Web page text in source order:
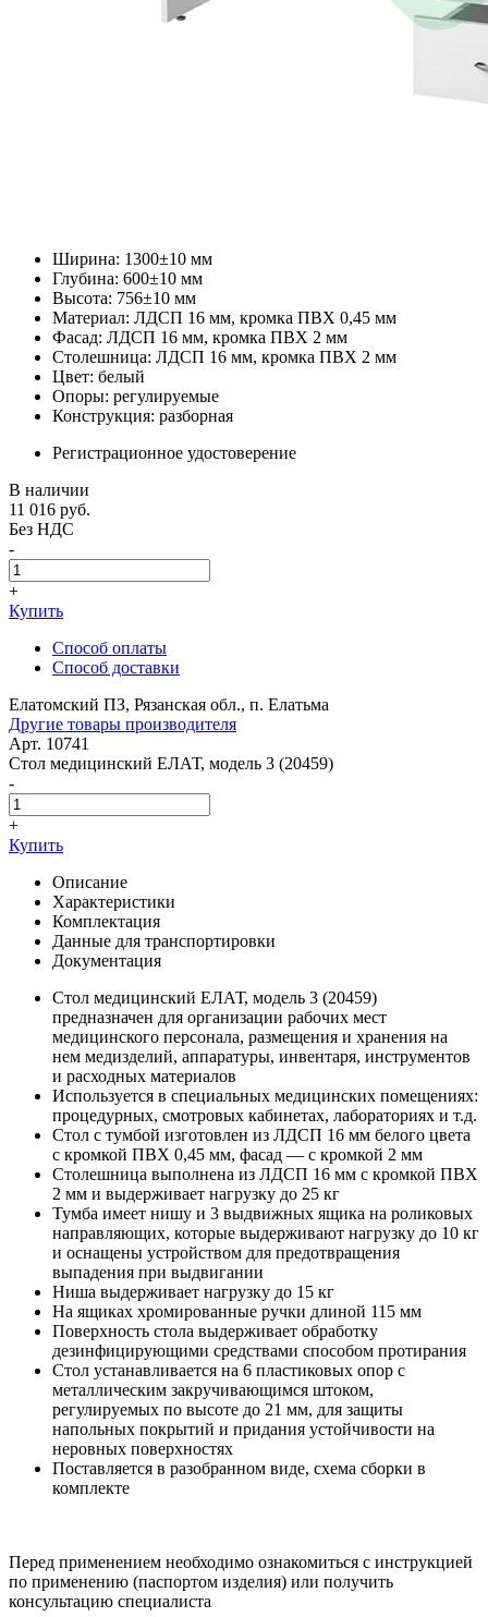
Ширина: 1300±10 мм
Глубина: 600±10 мм
Высота: 756±10 мм
Материал: ЛДСП 16 мм, кромка ПВХ 0,45 мм
Фасад: ЛДСП 16 мм, кромка ПВХ 2 мм
Столешница: ЛДСП 16 мм, кромка ПВХ 2 мм
Цвет: белый
Опоры: регулируемые
Конструкция: разборная
Регистрационное удостоверение
В наличии
11 016 руб.
Без НДС
-
+
Купить
Способ оплаты
Способ доставки
Елатомский ПЗ, Рязанская обл., п. Елатьма
Другие товары производителя
Арт. 10741
Стол медицинский ЕЛАТ, модель 3 (20459)
-
+
Купить
Описание
Характеристики
Комплектация
Данные для транспортировки
Документация
Стол медицинский ЕЛАТ, модель 3 (20459)
предназначен для организации рабочих мест
медицинского персонала, размещения и хранения на
нем медизделий, аппаратуры, инвентаря, инструментов
и расходных материалов
Используется в специальных медицинских помещениях:
процедурных, смотровых кабинетах, лабораториях и т.д.
Стол с тумбой изготовлен из ЛДСП 16 мм белого цвета
с кромкой ПВХ 0,45 мм, фасад — с кромкой 2 мм
Столешница выполнена из ЛДСП 16 мм с кромкой ПВХ
2 мм и выдерживает нагрузку до 25 кг
Тумба имеет нишу и 3 выдвижных ящика на роликовых
направляющих, которые выдерживают нагрузку до 10 кг
и оснащены устройством для предотвращения
выпадения при выдвигании
Ниша выдерживает нагрузку до 15 кг
На ящиках хромированные ручки длиной 115 мм
Поверхность стола выдерживает обработку
дезинфицирующими средствами способом протирания
Стол устанавливается на 6 пластиковых опор с
металлическим закручивающимся штоком,
регулируемых по высоте до 21 мм, для защиты
напольных покрытий и придания устойчивости на
неровных поверхностях
Поставляется в разобранном виде, схема сборки в
комплекте
Перед применением необходимо ознакомиться с инструкцией
по применению (паспортом изделия) или получить
консультацию специалиста